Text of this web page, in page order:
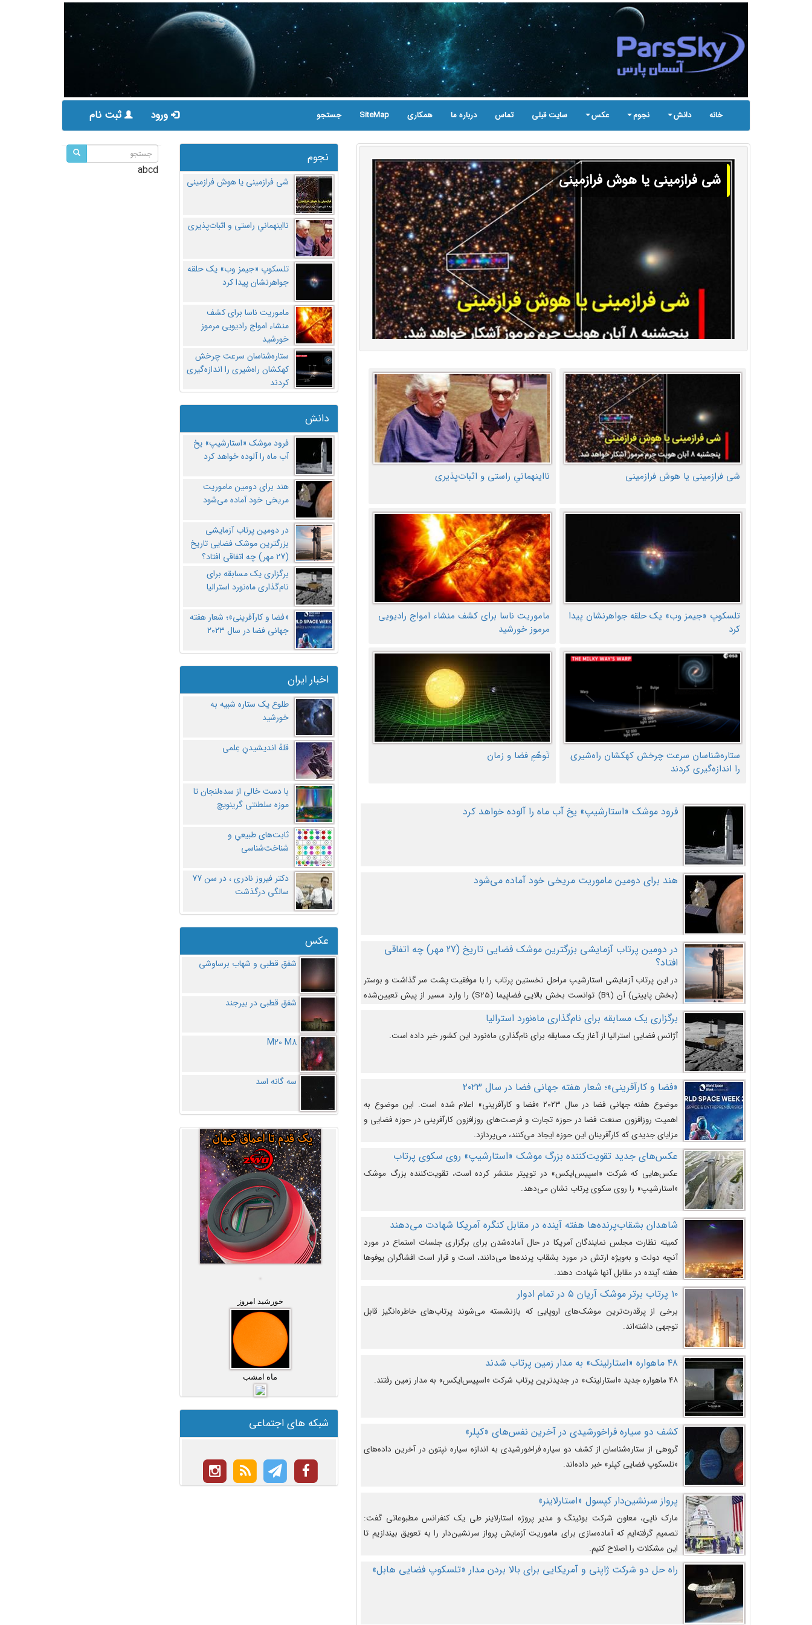
خانه دانش نجوم عکس سایت قبلی تماس درباره ما همکاری SiteMap جستجو ورود ثبت نام
شی فرازمینی یا هوش فرازمینی
شی فرازمینی یا هوش فرازمینی نااینهمانیِ راستی و اثبات‌پذیری
تلسکوپ «جیمز وب» یک حلقه جواهرنشان پیدا
کرد
ماموریت ناسا برای کشف منشاء امواج رادیویی
مرموز خورشید
ستاره‌شناسان سرعت چرخش کهکشان راه‌شیری
را اندازه‌گیری کردند
تَوهّمِ فضا و زمان
فرود موشک «استارشیپ» یخ آب ماه را آلوده خواهد کرد
هند برای دومین ماموریت مریخی خود آماده می‌شود
در دومین پرتاب آزمایشی بزرگترین موشک فضایی تاریخ (27 مهر‌) چه اتفاقی
افتاد؟
در این پرتاب آزمایشی استارشیپ مراحل نخستین پرتاب را با موفقیت پشت سر گذاشت و بوستر
(بخش پایینی) آن (B9) توانست بخش بالایی فضاپیما (S25) را وارد مسیر از پیش تعیین‌شده
کند و سپس با یک مکانیزم جدید با موفقیت از آن جدا شود. ‌
برگزاری یک مسابقه برای نام‌گذاری ماه‌نورد استرالیا
آژانس فضایی استرالیا از آغاز یک مسابقه برای نام‌گذاری ماه‌نورد این کشور خبر داده است.
«فضا و کارآفرینی»؛ شعار هفته جهانی فضا در سال ۲۰۲۳
موضوع هفته جهانی فضا در سال ۲۰۲۳ «فضا و کارآفرینی» اعلام شده است. این موضوع به
اهمیت روزافزون صنعت فضا در حوزه تجارت و فرصت‌های روزافزون کارآفرینی در حوزه فضایی و
مزایای جدیدی که کارآفرینان این حوزه ایجاد می‌کنند، می‌پردازد.
عکس‌های جدید تقویت‌کننده بزرگ موشک «استارشیپ» روی سکوی پرتاب
عکس‌هایی که شرکت «اسپیس‌ایکس» در توییتر منتشر کرده است، تقویت‌کننده بزرگ موشک
«استارشیپ» را روی سکوی پرتاب نشان می‌دهد.
شاهدان بشقاب‌پرنده‌ها هفته آینده در مقابل کنگره آمریکا شهادت می‌دهند
کمیته نظارت مجلس نمایندگان آمریکا در حال آماده‌شدن برای برگزاری جلسات استماع در مورد
آنچه دولت و به‌ویژه ارتش در مورد بشقاب پرنده‌ها می‌دانند، است و قرار است افشاگران یوفوها
هفته آینده در مقابل آنها شهادت دهند.
۱۰ پرتاب برتر موشک آریان ۵ در تمام ادوار
برخی از پرقدرت‌ترین موشک‌های اروپایی که بازنشسته می‌شوند پرتاب‌های خاطره‌انگیز قابل
توجهی داشته‌اند.
۴۸ ماهواره «استارلینک» به مدار زمین پرتاب شدند
۴۸ ماهواره جدید «استارلینک» در جدیدترین پرتاب شرکت «اسپیس‌ایکس» به مدار زمین رفتند.
کشف دو سیاره فراخورشیدی در آخرین نفس‌های «کپلر»
گروهی از ستاره‌شناسان از کشف دو سیاره فراخورشیدی به اندازه سیاره نپتون در آخرین داده‌های
«تلسکوپ فضایی کپلر» خبر داده‌اند.
پرواز سرنشین‌دار کپسول «استارلاینر»
مارک ناپی، معاون شرکت بوئینگ و مدیر پروژه استارلاینر طی یک کنفرانس مطبوعاتی گفت:
تصمیم گرفته‌ایم که آماده‌سازی برای ماموریت آزمایش پرواز سرنشین‌دار را به تعویق بیندازیم تا
این مشکلات را اصلاح کنیم.
راه حل دو شرکت ژاپنی و آمریکایی برای بالا بردن مدار «تلسکوپ فضایی هابل»
نجوم
شی فرازمینی یا هوش فرازمینی
نااینهمانیِ راستی و اثبات‌پذیری
تلسکوپ «جیمز وب» یک حلقه
جواهرنشان پیدا کرد
ماموریت ناسا برای کشف
منشاء امواج رادیویی مرموز
خورشید
ستاره‌شناسان سرعت چرخش
کهکشان راه‌شیری را اندازه‌گیری
کردند
دانش
فرود موشک «استارشیپ» یخ
آب ماه را آلوده خواهد کرد
هند برای دومین ماموریت
مریخی خود آماده می‌شود
در دومین پرتاب آزمایشی
بزرگترین موشک فضایی تاریخ
(27 مهر‌) چه اتفاقی افتاد؟
برگزاری یک مسابقه برای
نام‌گذاری ماه‌نورد استرالیا
«فضا و کارآفرینی»؛ شعار هفته
جهانی فضا در سال ۲۰۲۳
اخبار ایران
طلوع یک ستاره شبیه به
خورشید
قلهُ اندیشیدنِ عِلمی
با دست خالی از سده‌لنجان تا
موزه سلطنتی گرینویچ
ثابت‌های طبیعیِ و
شناخت‌شناسی
دکتر فیروز نادری ، در سن 77
سالگی درگذشت
عکس
شفق قطبی و شهاب برساوشی
شفق قطبی در بیرجند
M20 M8
سه گانه اسد
خورشید امروز
ماه امشب
شبکه های اجتماعی
abcd